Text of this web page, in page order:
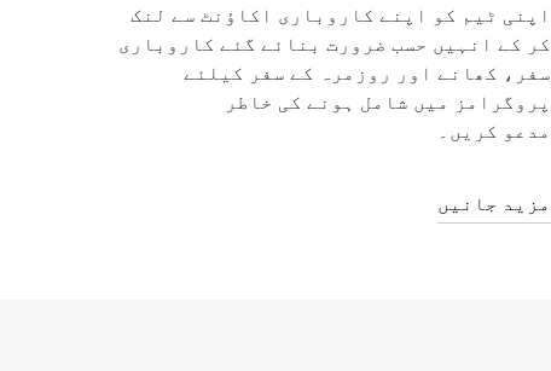
اپنی ٹیم کو اپنے کاروباری اکاؤنٹ سے لنک
کر کے انہیں حسب ضرورت بنائے گئے کاروباری
سفر، کھانے اور روزمرہ کے سفر کیلئے
پروگرامز میں شامل ہونے کی خاطر
مدعو کریں۔
مزید جانیں